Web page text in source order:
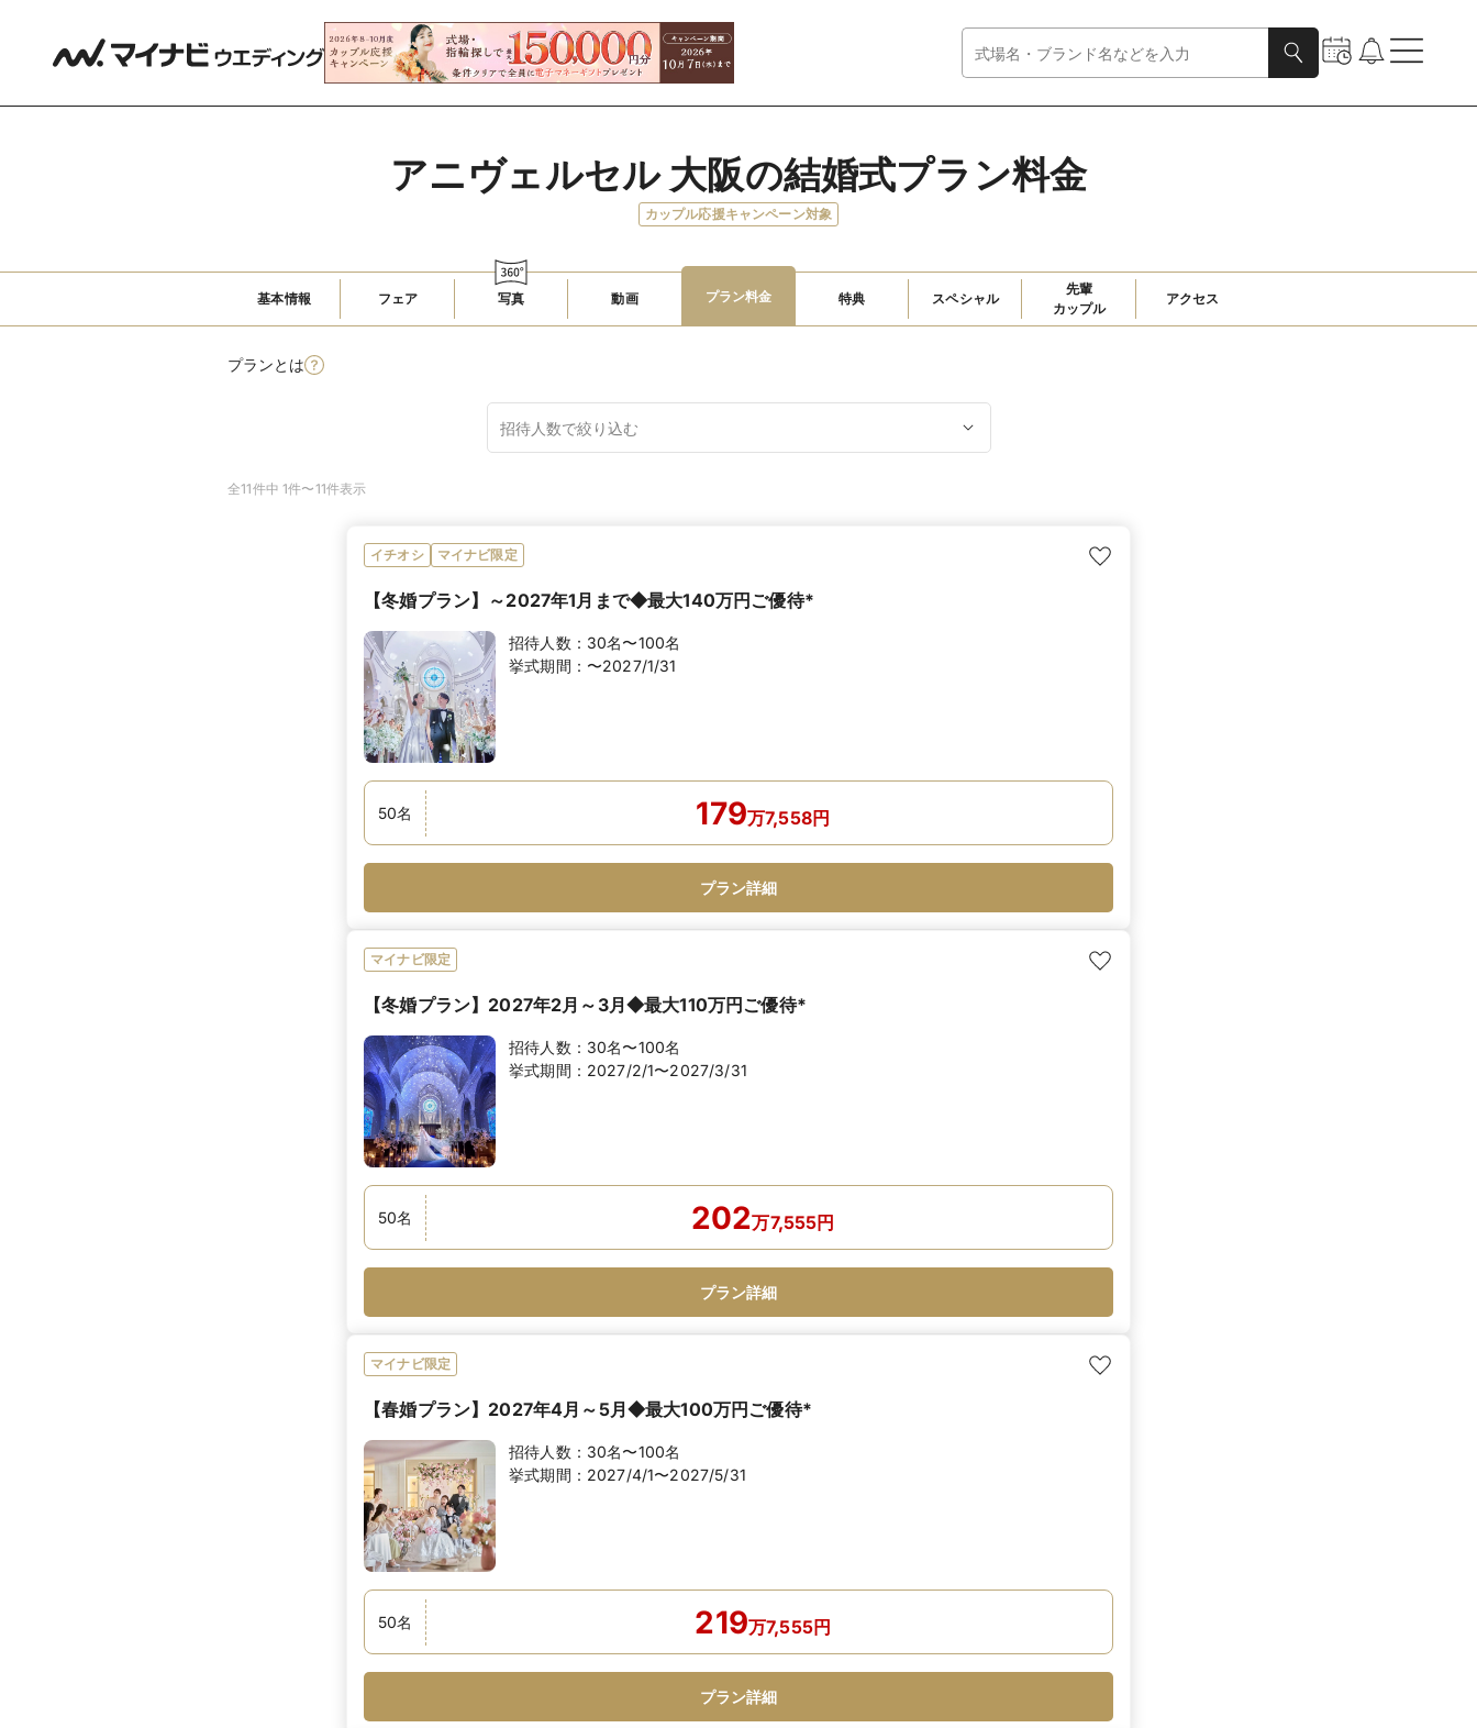
アニヴェルセル 大阪の結婚式プラン料金
カップル応援キャンペーン対象
基本情報 フェア 写真 動画 プラン料金 特典 スペシャル
先輩
カップル
アクセス
プランとは
全11件中 1件〜11件表示
イチオシ マイナビ限定
【冬婚プラン】～2027年1月まで◆最大140万円ご優待*
招待人数： 30名〜100名
挙式期間： 〜2027/1/31
50名 179万7,558円
プラン詳細
マイナビ限定
【冬婚プラン】2027年2月～3月◆最大110万円ご優待*
招待人数： 30名〜100名
挙式期間： 2027/2/1〜2027/3/31
50名 202万7,555円
プラン詳細
マイナビ限定
【春婚プラン】2027年4月～5月◆最大100万円ご優待*
招待人数： 30名〜100名
挙式期間： 2027/4/1〜2027/5/31
50名 219万7,555円
プラン詳細